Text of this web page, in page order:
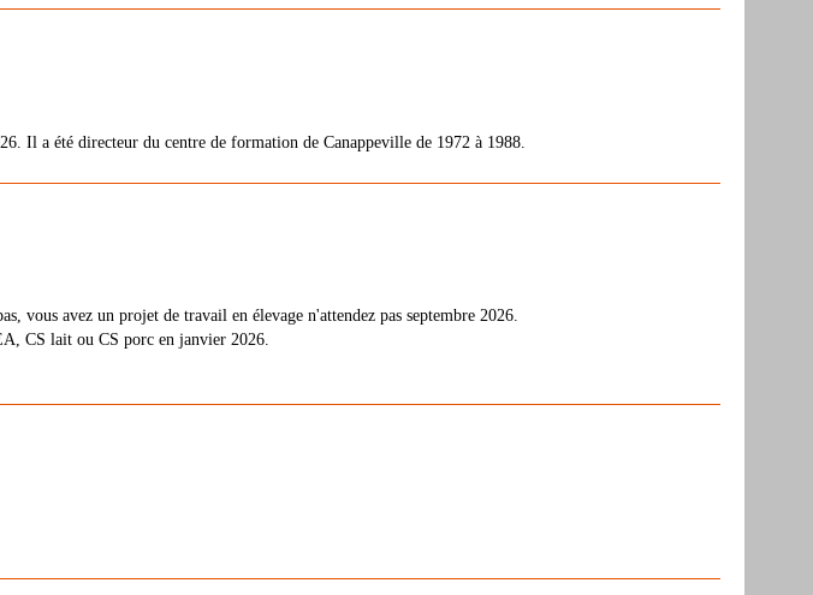
Il a été directeur du centre de formation de Canappeville de 1972 à 1988.
vous avez un projet de travail en élevage n'attendez pas septembre 2026.
CS lait ou CS porc en janvier 2026.